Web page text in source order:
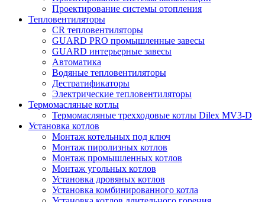
Проектирование системы отопления
Тепловентиляторы
CR тепловентиляторы
GUARD PRO промышленные завесы
GUARD интерьерные завесы
Автоматика
Водяные тепловентиляторы
Дестратификаторы
Электрические тепловентиляторы
Термомасляные котлы
Термомасляные трехходовые котлы Dilex MV3-D
Установка котлов
Монтаж котельных под ключ
Монтаж пиролизных котлов
Монтаж промышленных котлов
Монтаж угольных котлов
Установка дровяных котлов
Установка комбинированного котла